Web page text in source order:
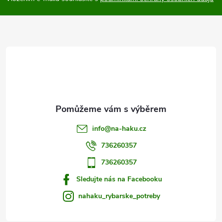
a
info@na-haku.cz
736260357
736260357
Sledujte nás na Facebooku
nahaku_rybarske_potreby